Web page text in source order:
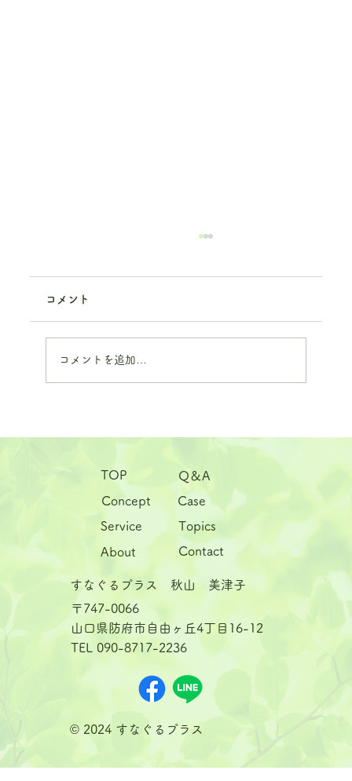
を、リセットのチャンスにする―
コメント
コメントを追加…
TOP Q＆A
Concept Case
Service Topics
About Contact
すなぐるプラス 秋山 美津子
〒747-0066
山口県防府市自由ヶ丘4丁目16-12
TEL 090-8717-2236
© 2024 すなぐるプラス